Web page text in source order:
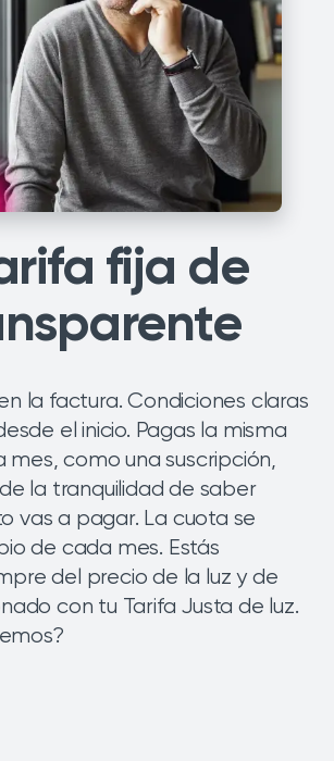
fija de
la factura. Condiciones claras
el inicio. Pagas la misma
como una suscripción,
la tranquilidad de saber
vas a pagar. La cuota se
de cada mes. Estás
del precio de la luz y de
con tu Tarifa Justa de luz.